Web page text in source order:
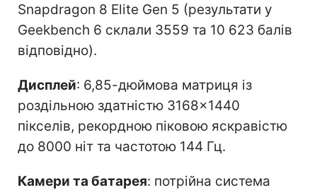
Snapdragon 8 Elite Gen 5 (результати у
Geekbench 6 склали 3559 та 10 623 балів
відповідно).
Дисплей: 6,85-дюймова матриця із
роздільною здатністю 3168×1440
пікселів, рекордною піковою яскравістю
до 8000 ніт та частотою 144 Гц.
Камери та батарея: потрійна система